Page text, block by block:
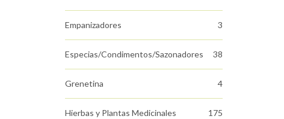
Empanizadores 3
Especias/Condimentos/Sazonadores 38
Grenetina 4
Hierbas y Plantas Medicinales 175